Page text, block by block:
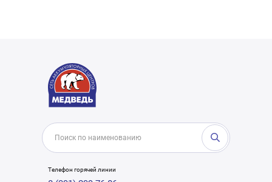
Телефон горячей линии